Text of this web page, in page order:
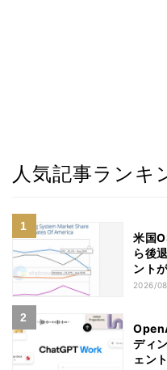
人気記事ランキ
米国
ら後
ント
2026/
ディ
ェン